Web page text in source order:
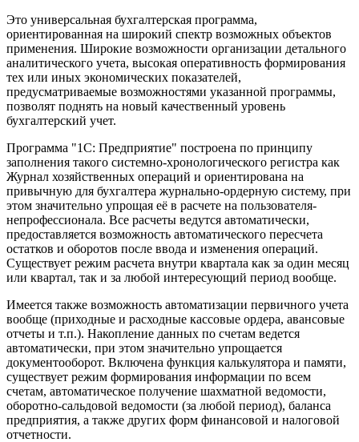
Это универсальная бухгалтерская программа,
ориентированная на широкий спектр возможных объектов
применения. Широкие возможности организации детального
аналитического учета, высокая оперативность формирования
тех или иных экономических показателей,
предусматриваемые возможностями указанной программы,
позволят поднять на новый качественный уровень
бухгалтерский учет.
Программа "1С: Предприятие" построена по принципу
заполнения такого системно-хронологического регистра как
Журнал хозяйственных операций и ориентирована на
привычную для бухгалтера журнально-ордерную систему, при
этом значительно упрощая её в расчете на пользователя-
непрофессионала. Все расчеты ведутся автоматически,
предоставляется возможность автоматического пересчета
остатков и оборотов после ввода и изменения операций.
Существует режим расчета внутри квартала как за один месяц
или квартал, так и за любой интересующий период вообще.
Имеется также возможность автоматизации первичного учета
вообще (приходные и расходные кассовые ордера, авансовые
отчеты и т.п.). Накопление данных по счетам ведется
автоматически, при этом значительно упрощается
документооборот. Включена функция калькулятора и памяти,
существует режим формирования информации по всем
счетам, автоматическое получение шахматной ведомости,
оборотно-сальдовой ведомости (за любой период), баланса
предприятия, а также других форм финансовой и налоговой
отчетности.